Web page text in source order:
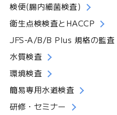
検便(腸内細菌検査)
衛生点検検査とHACCP
JFS-A/B/B Plus 規格の監査
水質検査
環境検査
簡易専用水道検査
研修・セミナー